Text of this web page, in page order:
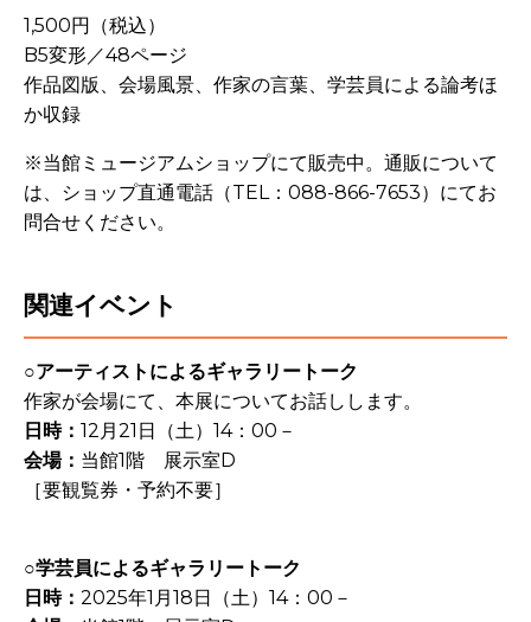
1,500円（税込）
B5変形／48ページ
作品図版、会場風景、作家の言葉、学芸員による論考ほ
か収録
※当館ミュージアムショップにて販売中。通販について
は、ショップ直通電話（TEL： 088-866-7653）にてお
問合せください。
関連イベント
○アーティストによるギャラリートーク
作家が会場にて、本展についてお話しします。
日時： 12月 21 日（土） 14： 00 －
会場： 当館1 階 展示室 D
［要観覧券・予約不要］
○学芸員によるギャラリートーク
日時： 2025年1 月 18 日（土） 14： 00 －